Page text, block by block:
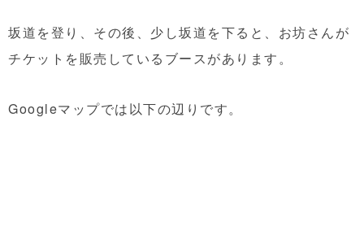
坂道を登り、その後、少し坂道を下ると、お坊さんが
チケットを販売しているブースがあります。
Googleマップでは以下の辺りです。